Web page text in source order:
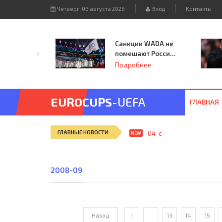
Четверг, 06 августа 2026 Вход Контакты
Санкции WADA не
помешают России
принять
Подробнее
EUROCUPS-UEFA ГЛАВНАЯ
ГЛАВНЫЕ НОВОСТИ NEW 04-сен, 12:25
2008-09
Назад 1 13 14 15